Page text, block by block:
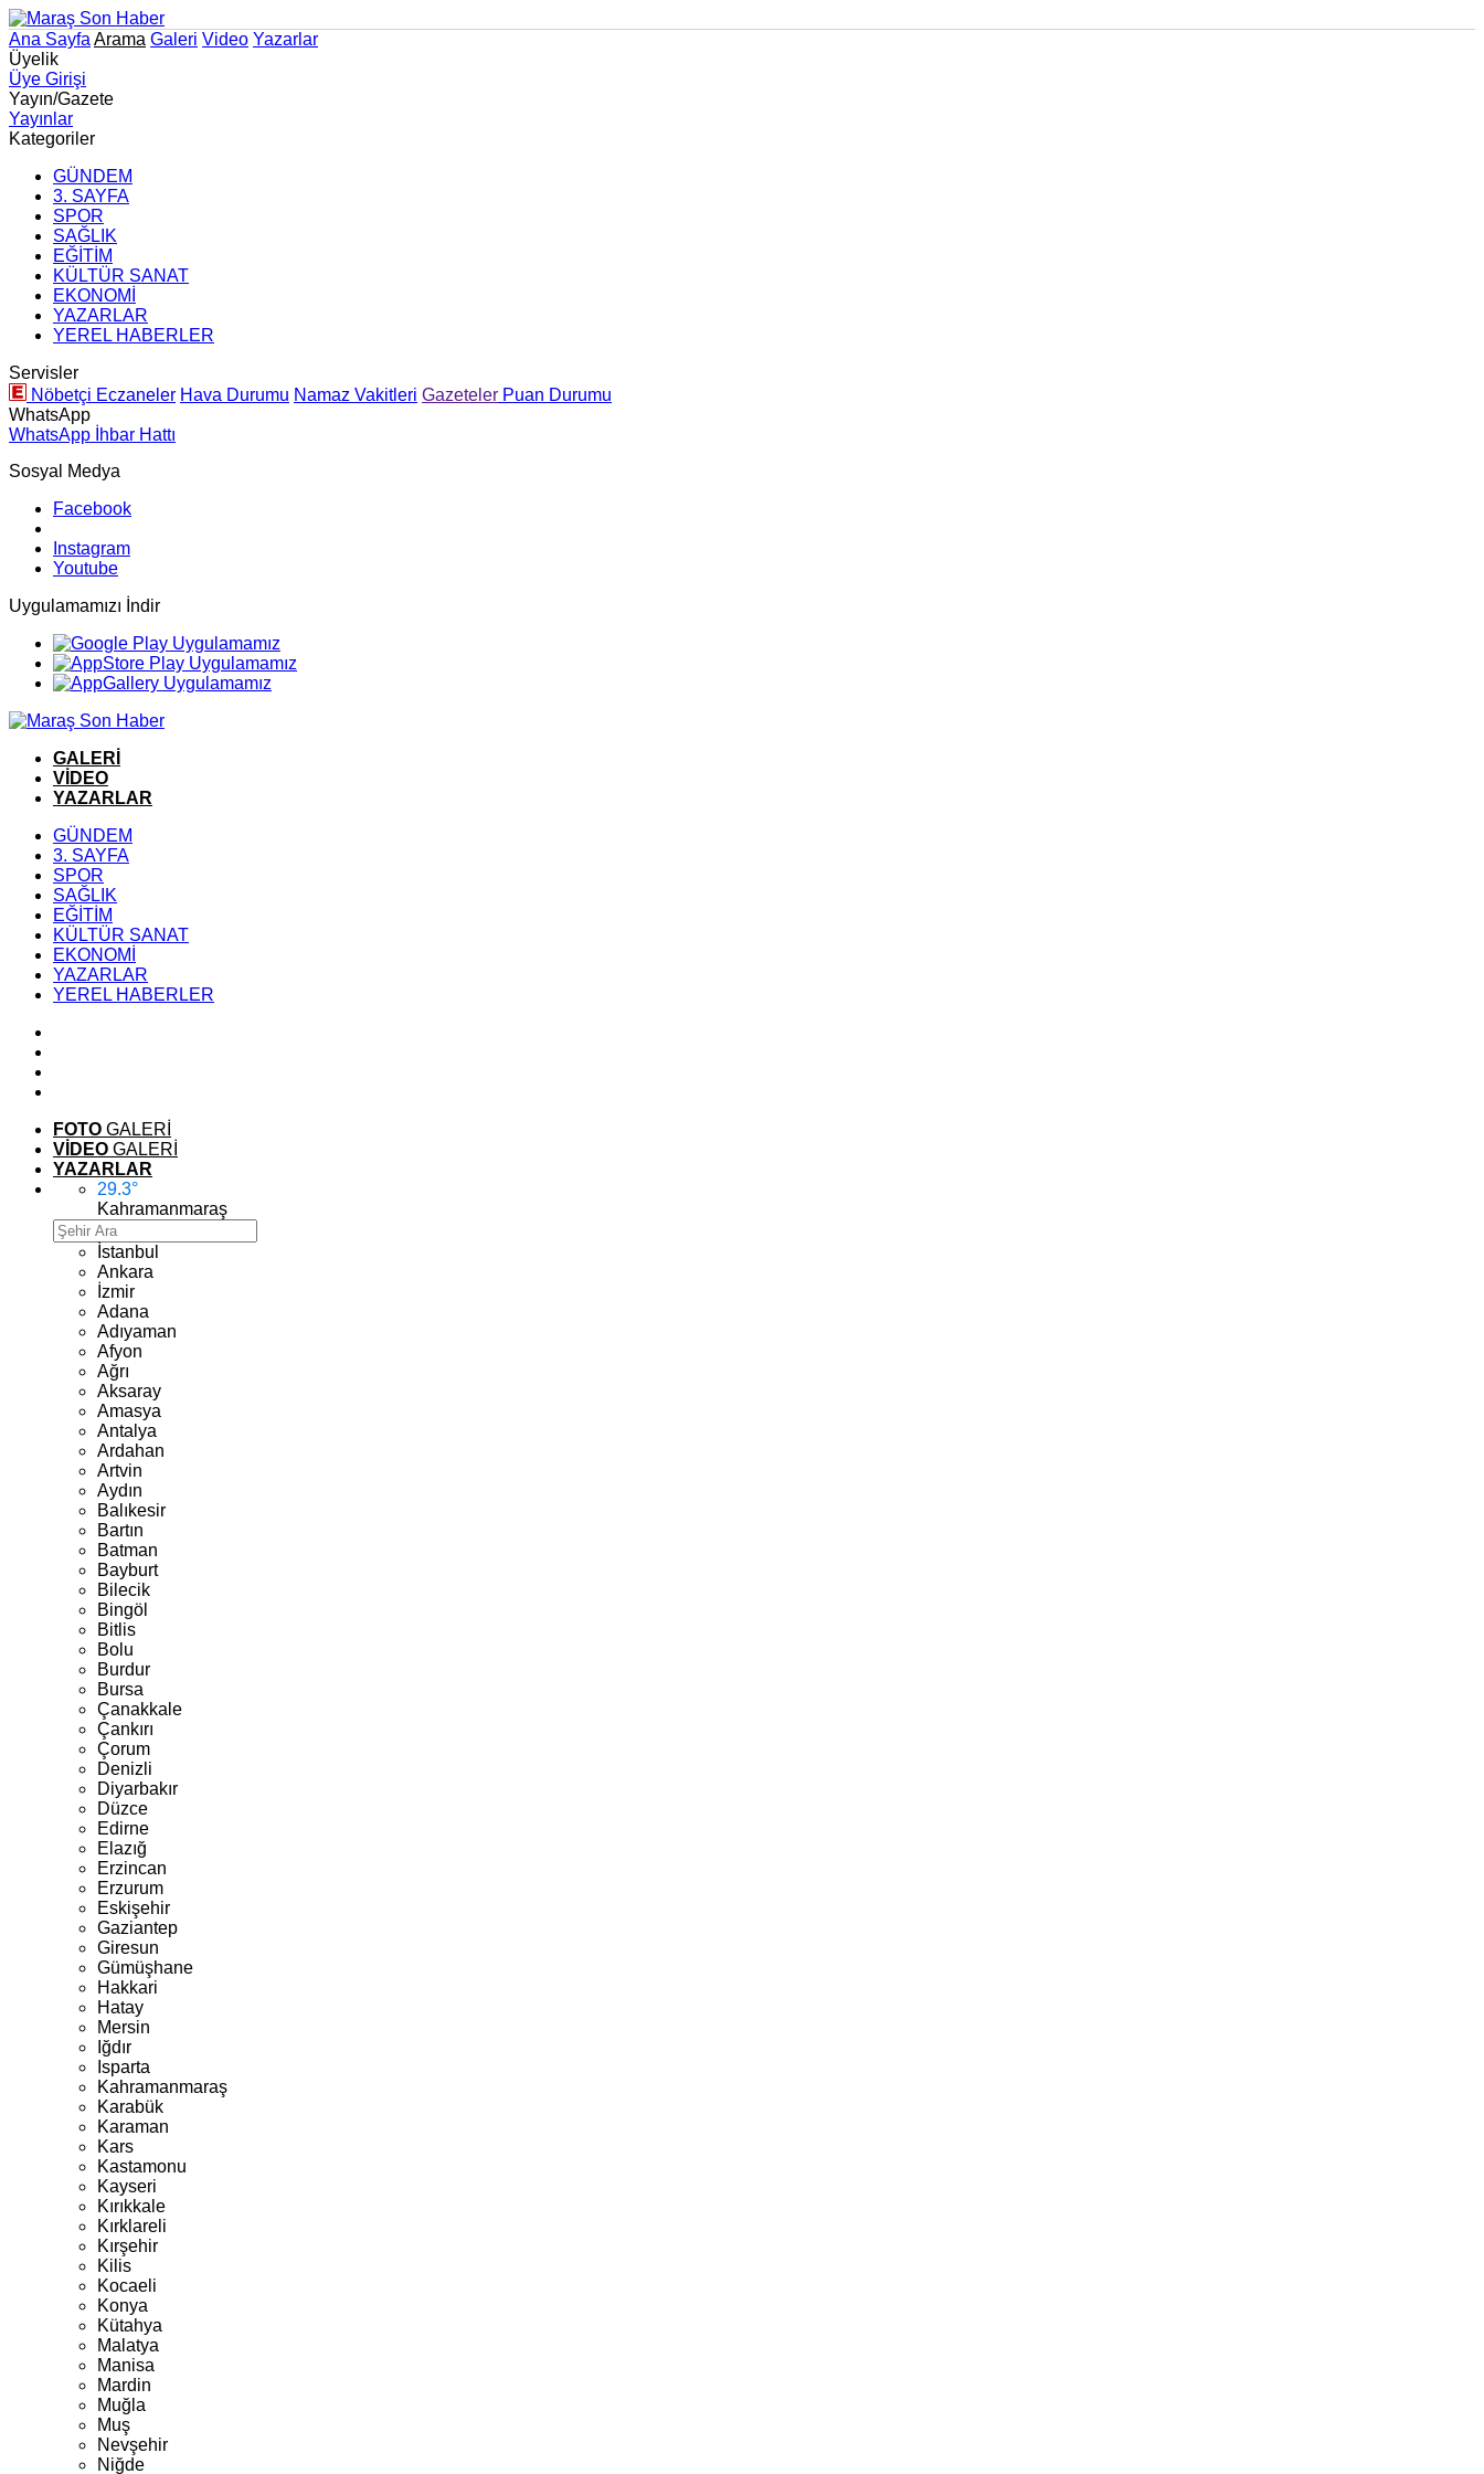
Ana Sayfa Arama Galeri Video Yazarlar
Üyelik
Üye Girişi
Yayın/Gazete
Yayınlar
Kategoriler
GÜNDEM
3. SAYFA
SPOR
SAĞLIK
EĞİTİM
KÜLTÜR SANAT
EKONOMİ
YAZARLAR
YEREL HABERLER
Servisler
Nöbetçi Eczaneler Hava Durumu Namaz Vakitleri Gazeteler Puan Durumu
WhatsApp
WhatsApp İhbar Hattı
Sosyal Medya
Facebook
Instagram
Youtube
Uygulamamızı İndir
GALERİ
VİDEO
YAZARLAR
GÜNDEM
3. SAYFA
SPOR
SAĞLIK
EĞİTİM
KÜLTÜR SANAT
EKONOMİ
YAZARLAR
YEREL HABERLER
FOTO GALERİ
VİDEO GALERİ
YAZARLAR
29.3°
Kahramanmaraş
İstanbul
Ankara
İzmir
Adana
Adıyaman
Afyon
Ağrı
Aksaray
Amasya
Antalya
Ardahan
Artvin
Aydın
Balıkesir
Bartın
Batman
Bayburt
Bilecik
Bingöl
Bitlis
Bolu
Burdur
Bursa
Çanakkale
Çankırı
Çorum
Denizli
Diyarbakır
Düzce
Edirne
Elazığ
Erzincan
Erzurum
Eskişehir
Gaziantep
Giresun
Gümüşhane
Hakkari
Hatay
Mersin
Iğdır
Isparta
Kahramanmaraş
Karabük
Karaman
Kars
Kastamonu
Kayseri
Kırıkkale
Kırklareli
Kırşehir
Kilis
Kocaeli
Konya
Kütahya
Malatya
Manisa
Mardin
Muğla
Muş
Nevşehir
Niğde